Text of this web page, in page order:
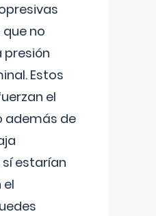
no
presión
Estos
el
además de
estarían
el